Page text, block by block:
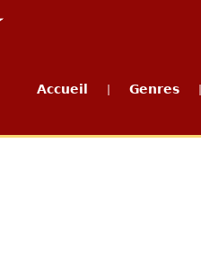
Accueil Genres